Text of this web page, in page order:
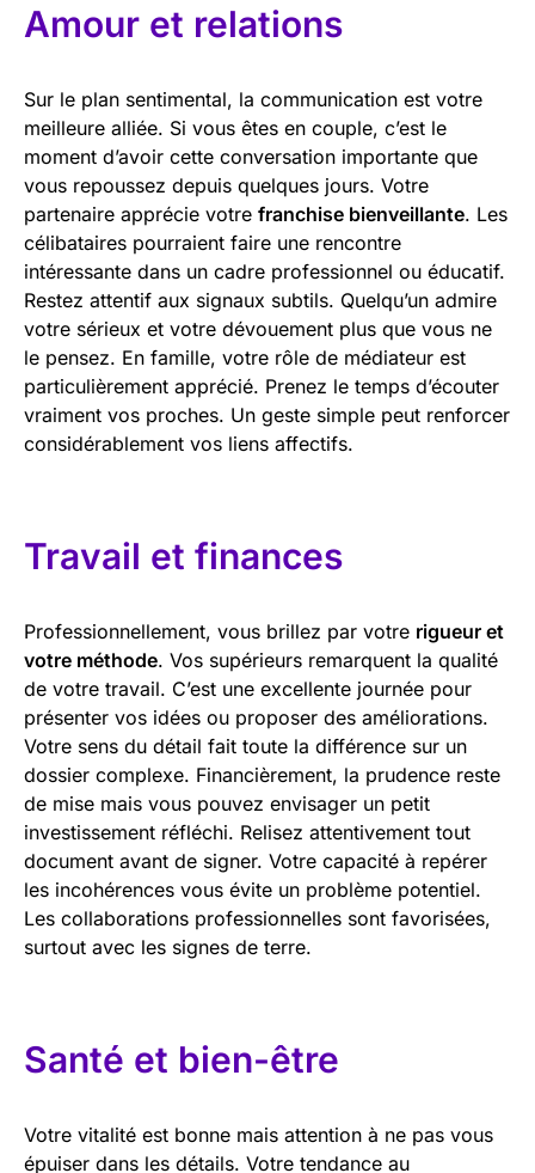
Amour et relations
Sur le plan sentimental, la communication est votre
meilleure alliée. Si vous êtes en couple, c’est le
moment d’avoir cette conversation importante que
vous repoussez depuis quelques jours. Votre
partenaire apprécie votre franchise bienveillante. Les
célibataires pourraient faire une rencontre
intéressante dans un cadre professionnel ou éducatif.
Restez attentif aux signaux subtils. Quelqu’un admire
votre sérieux et votre dévouement plus que vous ne
le pensez. En famille, votre rôle de médiateur est
particulièrement apprécié. Prenez le temps d’écouter
vraiment vos proches. Un geste simple peut renforcer
considérablement vos liens affectifs.
Travail et finances
Professionnellement, vous brillez par votre rigueur et
votre méthode. Vos supérieurs remarquent la qualité
de votre travail. C’est une excellente journée pour
présenter vos idées ou proposer des améliorations.
Votre sens du détail fait toute la différence sur un
dossier complexe. Financièrement, la prudence reste
de mise mais vous pouvez envisager un petit
investissement réfléchi. Relisez attentivement tout
document avant de signer. Votre capacité à repérer
les incohérences vous évite un problème potentiel.
Les collaborations professionnelles sont favorisées,
surtout avec les signes de terre.
Santé et bien-être
Votre vitalité est bonne mais attention à ne pas vous
épuiser dans les détails. Votre tendance au